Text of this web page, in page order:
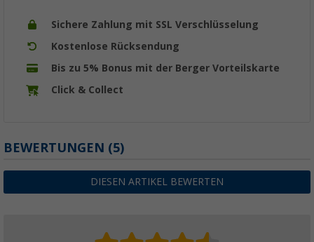
Sichere Zahlung mit SSL Verschlüsselung
Kostenlose Rücksendung
Bis zu 5% Bonus mit der Berger Vorteilskarte
Click & Collect
BEWERTUNGEN (5)
DIESEN ARTIKEL BEWERTEN